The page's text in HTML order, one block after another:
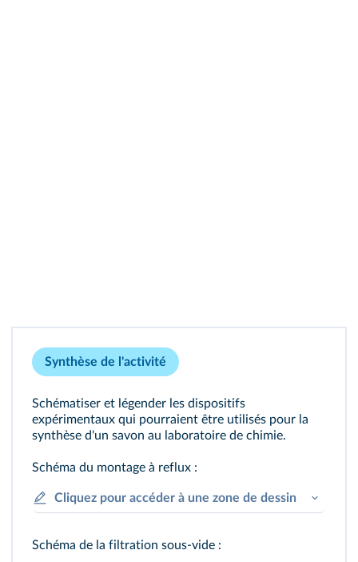
Synthèse de l'activité
Schématiser et légender les dispositifs
expérimentaux qui pourraient être utilisés pour la
synthèse d'un savon au laboratoire de chimie.
Schéma du montage à reflux :
Cliquez pour accéder à une zone de dessin
Schéma de la filtration sous-vide :